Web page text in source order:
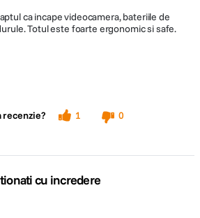
ca incape videocamera, bateriile de
Totul este foarte ergonomic si safe.
recenzie? 1
0
cu incredere